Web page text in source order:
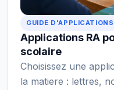
GUIDE D'APPLICATIONS
Applications RA
scolaire
Choisissez une
la matiere : lettres,